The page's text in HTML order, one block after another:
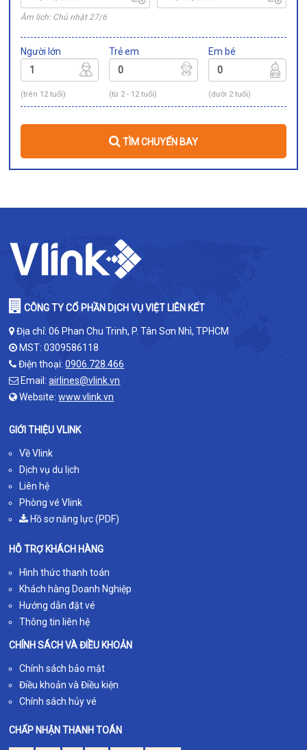
Âm lịch: Chủ nhật 27/6
Người lớn
(trên 12 tuổi)
Trẻ em
(từ 2 - 12 tuổi)
Em bé
(dưới 2 tuổi)
TÌM CHUYẾN BAY
CÔNG TY CỔ PHẦN DỊCH VỤ VIỆT LIÊN KẾT
Địa chỉ: 06 Phan Chu Trinh, P. Tân Sơn Nhì, TPHCM
MST: 0309586118
Điện thoại:0906.728.466
Email:airlines@vlink.vn
Website:www.vlink.vn
GIỚI THIỆU VLINK
Về Vlink
Dịch vụ du lịch
Liên hệ
Phòng vé Vlink
Hồ sơ năng lực (PDF)
HỖ TRỢ KHÁCH HÀNG
Hình thức thanh toán
Khách hàng Doanh Nghiệp
Hướng dẫn đặt vé
Thông tin liên hệ
CHÍNH SÁCH VÀ ĐIỀU KHOẢN
Chính sách bảo mật
Điều khoản và Điều kiện
Chính sách hủy vé
CHẤP NHẬN THANH TOÁN